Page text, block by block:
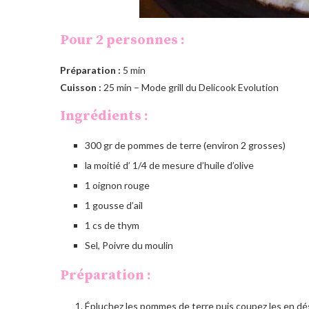
Pour 2 personnes :
Préparation : 5 min
Cuisson : 25 min – Mode grill du Delicook Evolution
Ingrédients :
300 gr de pommes de terre (environ 2 grosses)
la moitié d’ 1/4 de mesure d’huile d’olive
1 oignon rouge
1 gousse d’ail
1 cs de thym
Sel, Poivre du moulin
Préparation :
Épluchez les pommes de terre puis coupez les en